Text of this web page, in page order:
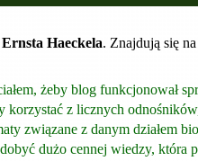
Ernsta Haeckela. Znajdują się
żeby blog funkcjonował
z licznych
związane z danym działem
dużo cennej wiedzy, która